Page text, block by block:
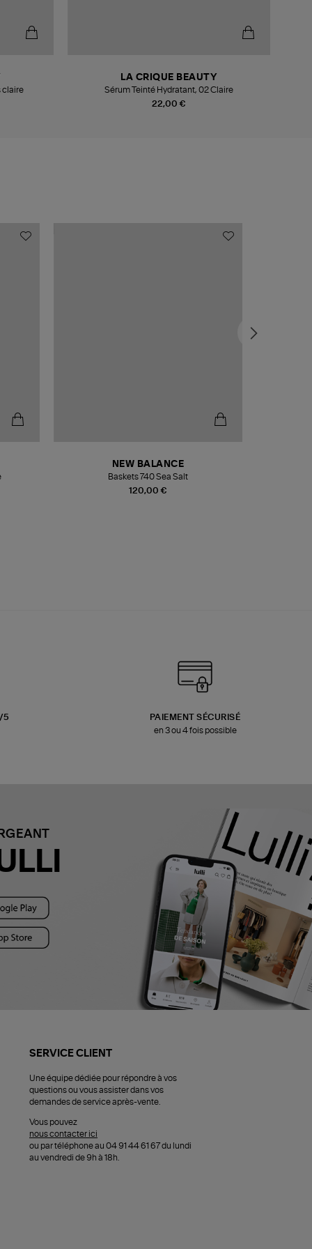
claire
22,00 €
LA CRIQUE BEAUTY
Sérum Teinté Hydratant, 02 Claire
120,00 €
NEW BALANCE
Baskets 740 Sea Salt
5
PAIEMENT SÉCURISÉ
en 3 ou 4 fois possible
SERVICE CLIENT
Une équipe dédiée pour répondre à vos
questions ou vous assister dans vos
demandes de service après-vente.
Vous pouvez
nous contacter ici
ou par téléphone au 04 91 44 61 67 du lundi
au vendredi de 9h à 18h.